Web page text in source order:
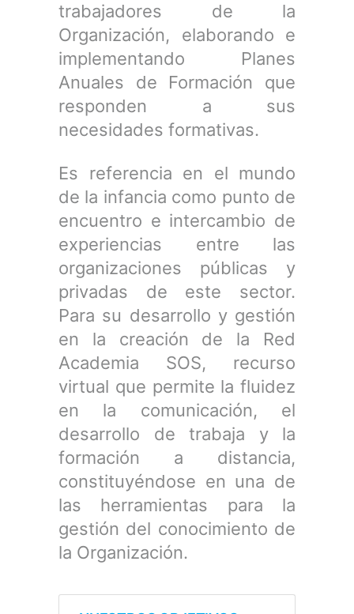
trabajadores de la
Organización, elaborando e
implementando Planes
Anuales de Formación que
responden a sus
necesidades formativas.
Es referencia en el mundo
de la infancia como punto de
encuentro e intercambio de
experiencias entre las
organizaciones públicas y
privadas de este sector.
Para su desarrollo y gestión
en la creación de la Red
Academia SOS, recurso
virtual que permite la fluidez
en la comunicación, el
desarrollo de trabaja y la
formación a distancia,
constituyéndose en una de
las herramientas para la
gestión del conocimiento de
la Organización.